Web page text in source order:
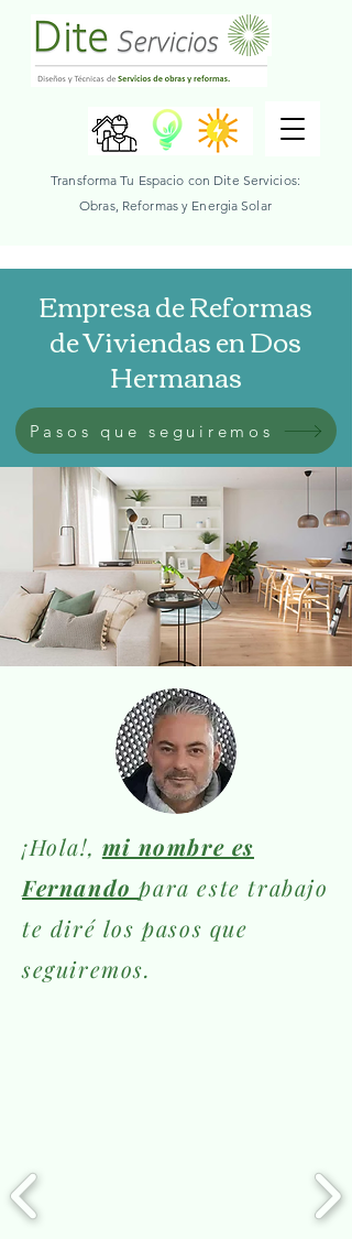
Transforma Tu Espacio con Dite Servicios:
Obras, Reformas y Energia Solar
Empresa de Reformas
de Viviendas en Dos
Hermanas
Pasos que seguiremos
¡Hola!, mi nombre es
Fernandopara este trabajo
te diré los pasos que
seguiremos.